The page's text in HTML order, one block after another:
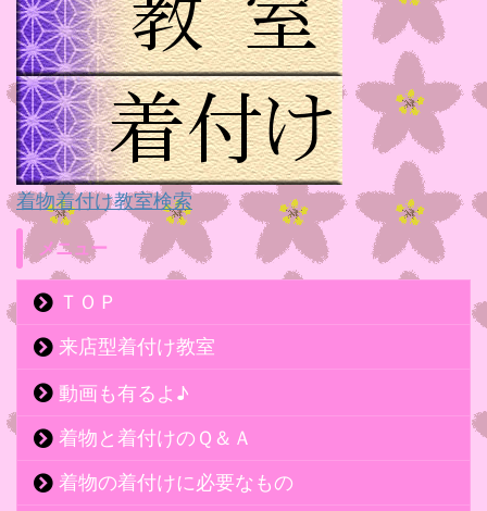
着物着付け教室検索
メニュー
ＴＯＰ
来店型着付け教室
動画も有るよ♪
着物と着付けのＱ＆Ａ
着物の着付けに必要なもの